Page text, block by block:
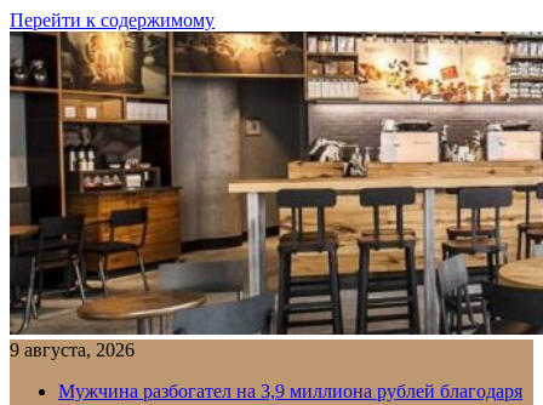
Перейти к содержимому
9 августа, 2026
Мужчина разбогател на 3,9 миллиона рублей благодаря